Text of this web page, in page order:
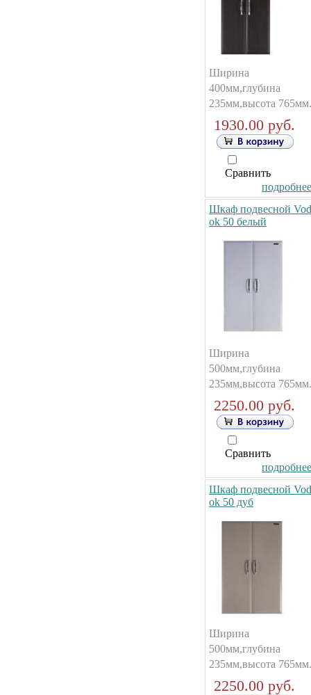
Ширина
400мм,глубина
235мм,высота 765мм.
1930.00 руб.
Сравнить
Шкаф подвесной
ok 50 белый
Ширина
500мм,глубина
235мм,высота 765мм.
2250.00 руб.
Сравнить
Шкаф подвесной
ok 50 дуб
Ширина
500мм,глубина
235мм,высота 765мм.
2250.00 руб.